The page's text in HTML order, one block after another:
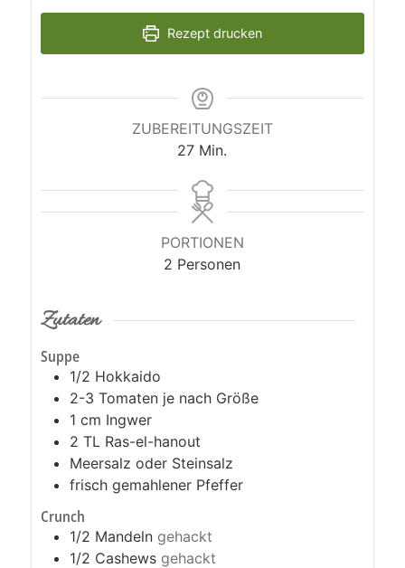
Rezept drucken
ZUBEREITUNGSZEIT
27Minuten
Min.
PORTIONEN
2 Personen
Zutaten
Suppe
1/2 Hokkaido
2-3 Tomaten je nach Größe
1 cm Ingwer
2 TL Ras-el-hanout
Meersalz oder Steinsalz
frisch gemahlener Pfeffer
Crunch
1/2 Mandeln gehackt
1/2 Cashews gehackt